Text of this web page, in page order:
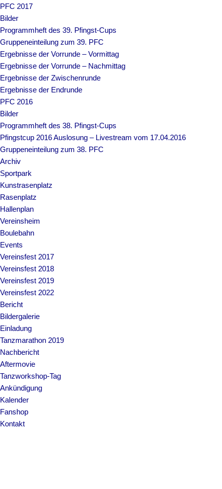
PFC 2017
Bilder
Programmheft des 39. Pfingst-Cups
Gruppeneinteilung zum 39. PFC
Ergebnisse der Vorrunde – Vormittag
Ergebnisse der Vorrunde – Nachmittag
Ergebnisse der Zwischenrunde
Ergebnisse der Endrunde
PFC 2016
Bilder
Programmheft des 38. Pfingst-Cups
Pfingstcup 2016 Auslosung – Livestream vom 17.04.2016
Gruppeneinteilung zum 38. PFC
Archiv
Sportpark
Kunstrasenplatz
Rasenplatz
Hallenplan
Vereinsheim
Boulebahn
Events
Vereinsfest 2017
Vereinsfest 2018
Vereinsfest 2019
Vereinsfest 2022
Bericht
Bildergalerie
Einladung
Tanzmarathon 2019
Nachbericht
Aftermovie
Tanzworkshop-Tag
Ankündigung
Kalender
Fanshop
Kontakt